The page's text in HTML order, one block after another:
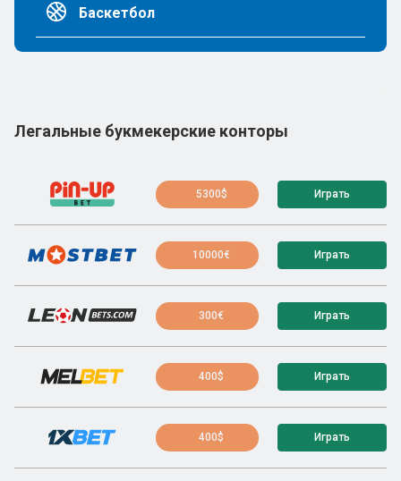
Баскетбол
Легальные букмекерские конторы
5300$ Играть
10000€ Играть
300€ Играть
400$ Играть
400$ Играть